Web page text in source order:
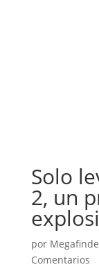
Solo
2, un
por Megafinde
Comentarios